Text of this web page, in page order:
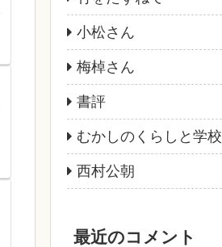
小松さん
梅棹さん
書評
むかしのくらしと学校
西村公朝
最近のコメント